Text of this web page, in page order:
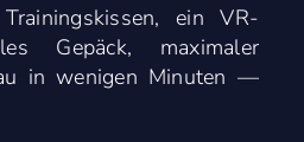
ein VR-
Gepäck, maximaler
in wenigen Minuten —